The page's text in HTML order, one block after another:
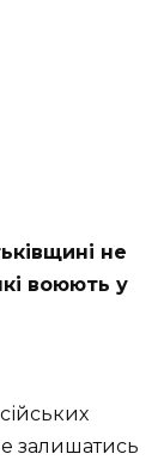
не
воюють у
залишатись